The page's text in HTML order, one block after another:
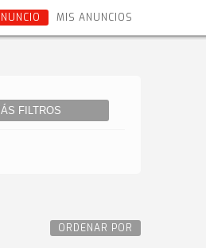
MIS ANUNCIOS
FILTROS
ORDENAR POR